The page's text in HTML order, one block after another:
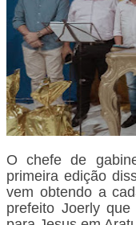
O chefe de
primeira edição
vem obtendo a
prefeito Joerly